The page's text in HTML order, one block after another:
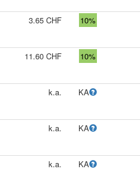
3.65 CHF 10%
11.60 CHF 10%
k.a. KA
k.a. KA
k.a. KA